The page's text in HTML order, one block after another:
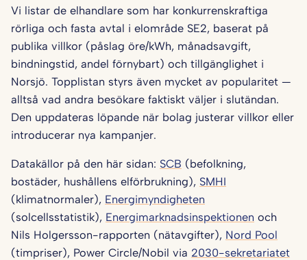
Vi listar de elhandlare som har konkurrenskraftiga
rörliga och fasta avtal i elområde SE2, baserat på
publika villkor (påslag öre/kWh, månadsavgift,
bindningstid, andel förnybart) och tillgänglighet i
Norsjö. Topplistan styrs även mycket av popularitet —
alltså vad andra besökare faktiskt väljer i slutändan.
Den uppdateras löpande när bolag justerar villkor eller
introducerar nya kampanjer.
Datakällor på den här sidan: SCB (befolkning,
bostäder, hushållens elförbrukning), SMHI
(klimatnormaler), Energimyndigheten
(solcellsstatistik), Energimarknadsinspektionen och
Nils Holgersson-rapporten (nätavgifter), Nord Pool
(timpriser), Power Circle/Nobil via 2030-sekretariatet